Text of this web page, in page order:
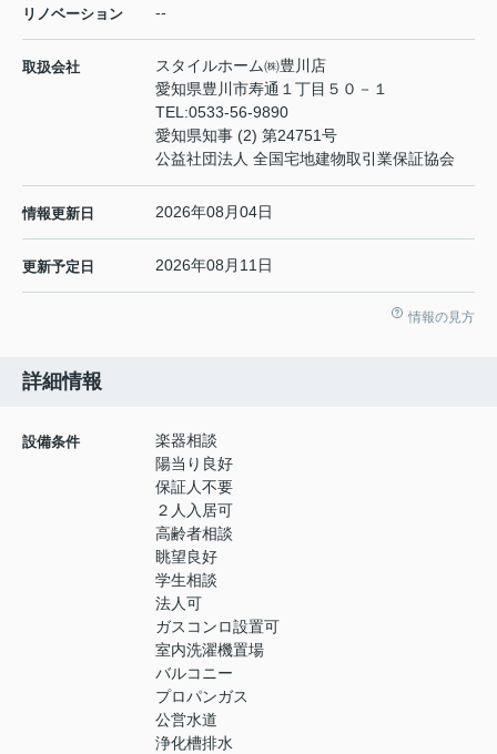
リノベーション --
取扱会社
スタイルホーム㈱豊川店
愛知県豊川市寿通１丁目５０－１
TEL:0533-56-9890
愛知県知事 (2) 第24751号
公益社団法人 全国宅地建物取引業保証協会
情報更新日 2026年08月04日
更新予定日 2026年08月11日
情報の見方
詳細情報
設備条件
楽器相談
陽当り良好
保証人不要
２人入居可
高齢者相談
眺望良好
学生相談
法人可
ガスコンロ設置可
室内洗濯機置場
バルコニー
プロパンガス
公営水道
浄化槽排水